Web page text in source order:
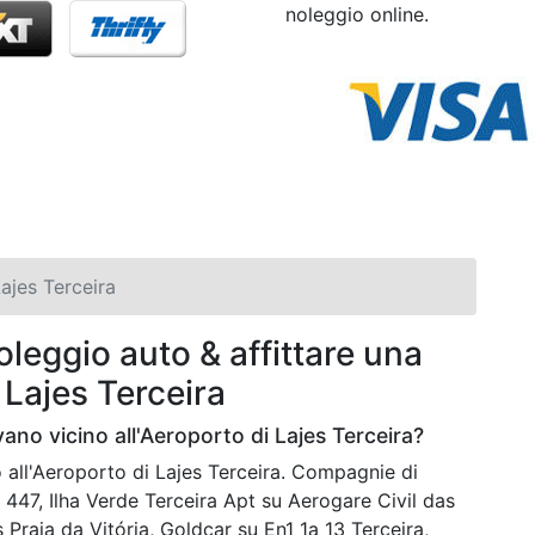
noleggio online.
Terceira
auto & affittare una
Terceira
vicino all'Aeroporto di Lajes Terceira?
di Lajes Terceira. Compagnie di
Ilha Verde Terceira Apt su Aerogare Civil das
da Vitória, Goldcar su En1 1a 13 Terceira,